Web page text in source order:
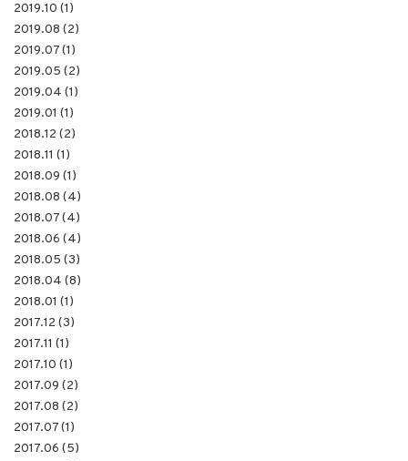
2019.10 (1)
2019.08 (2)
2019.07 (1)
2019.05 (2)
2019.04 (1)
2019.01 (1)
2018.12 (2)
2018.11 (1)
2018.09 (1)
2018.08 (4)
2018.07 (4)
2018.06 (4)
2018.05 (3)
2018.04 (8)
2018.01 (1)
2017.12 (3)
2017.11 (1)
2017.10 (1)
2017.09 (2)
2017.08 (2)
2017.07 (1)
2017.06 (5)